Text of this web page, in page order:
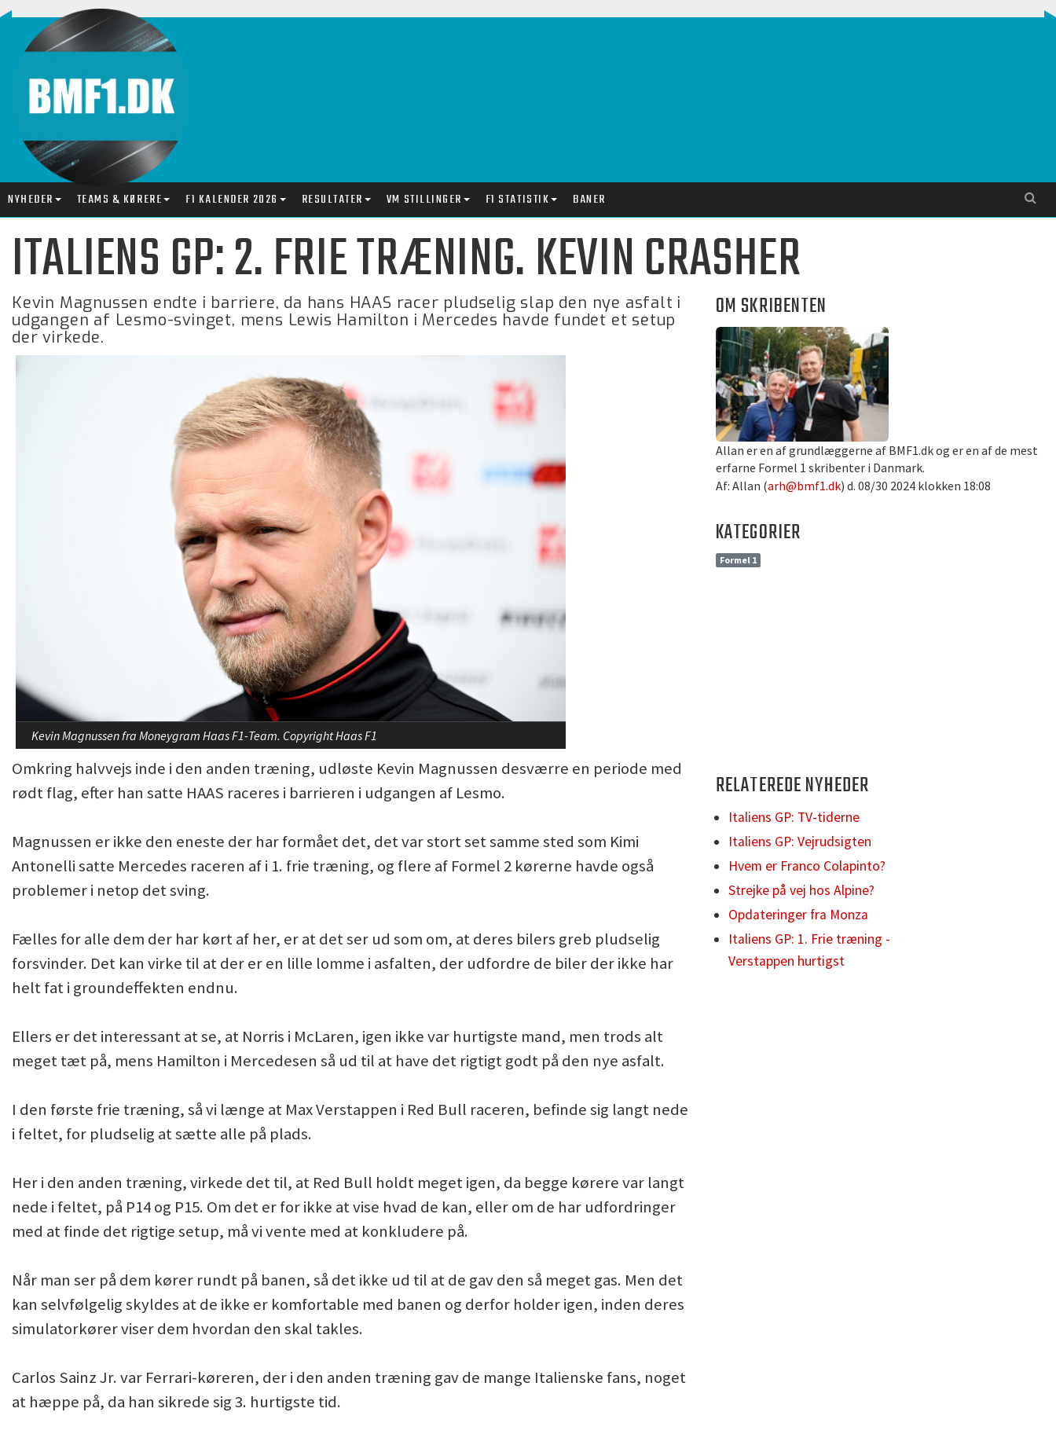
NYHEDER TEAMS & KØRERE F1 KALENDER 2026 RESULTATER VM STILLINGER F1 STATISTIK BANER
ITALIENS GP: 2. FRIE TRÆNING. KEVIN CRASHER
Kevin Magnussen endte i barriere, da hans HAAS racer pludselig slap den nye asfalt i
udgangen af Lesmo-svinget, mens Lewis Hamilton i Mercedes havde fundet et setup
der virkede.
Kevin Magnussen fra Moneygram Haas F1-Team. Copyright Haas F1
OM SKRIBENTEN
Allan er en af grundlæggerne af BMF1.dk og er en af de mest
erfarne Formel 1 skribenter i Danmark.
Af: Allan (arh@bmf1.dk) d. 08/30 2024 klokken 18:08
KATEGORIER
Formel 1
Omkring halvvejs inde i den anden træning, udløste Kevin Magnussen desværre en periode med
rødt flag, efter han satte HAAS raceres i barrieren i udgangen af Lesmo.
Magnussen er ikke den eneste der har formået det, det var stort set samme sted som Kimi
Antonelli satte Mercedes raceren af i 1. frie træning, og flere af Formel 2 kørerne havde også
problemer i netop det sving.
Fælles for alle dem der har kørt af her, er at det ser ud som om, at deres bilers greb pludselig
forsvinder. Det kan virke til at der er en lille lomme i asfalten, der udfordre de biler der ikke har
helt fat i groundeffekten endnu.
Ellers er det interessant at se, at Norris i McLaren, igen ikke var hurtigste mand, men trods alt
meget tæt på, mens Hamilton i Mercedesen så ud til at have det rigtigt godt på den nye asfalt.
I den første frie træning, så vi længe at Max Verstappen i Red Bull raceren, befinde sig langt nede
i feltet, for pludselig at sætte alle på plads.
Her i den anden træning, virkede det til, at Red Bull holdt meget igen, da begge kørere var langt
nede i feltet, på P14 og P15. Om det er for ikke at vise hvad de kan, eller om de har udfordringer
med at finde det rigtige setup, må vi vente med at konkludere på.
Når man ser på dem kører rundt på banen, så det ikke ud til at de gav den så meget gas. Men det
kan selvfølgelig skyldes at de ikke er komfortable med banen og derfor holder igen, inden deres
simulatorkører viser dem hvordan den skal takles.
Carlos Sainz Jr. var Ferrari-køreren, der i den anden træning gav de mange Italienske fans, noget
at hæppe på, da han sikrede sig 3. hurtigste tid.
RELATEREDE NYHEDER
Italiens GP: TV-tiderne
Italiens GP: Vejrudsigten
Hvem er Franco Colapinto?
Strejke på vej hos Alpine?
Opdateringer fra Monza
Italiens GP: 1. Frie træning -
Verstappen hurtigst